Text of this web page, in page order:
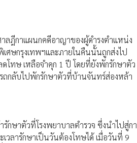
ลฎีกาแผนกคดีอาญาของผู้ดำรงตำแหน่ง
เศษกรุงเทพฯและภายในคืนนั้นถูกส่งไป
โทษ เหลือจำคุก 1 ปี โดยที่ยังพักรักษาตัว
ถกลับไปพักรักษาตัวที่บ้านจันทร์ส่องหล้า
กษาตัวที่โรงพยาบาลตำรวจ ซึ่งนำไปสู่ก
วลารักษาเป็นวันต้องโทษได้ เมื่อวันที่ 9